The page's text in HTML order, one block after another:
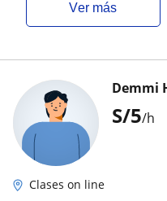
ver más
S/5/h
Demmi
Clases on line